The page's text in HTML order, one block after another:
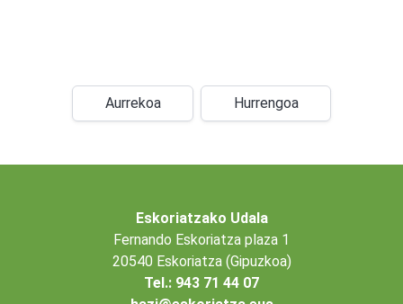
Aurrekoa Hurrengoa
Eskoriatzako Udala
Fernando Eskoriatza plaza 1
20540 Eskoriatza (Gipuzkoa)
Tel.: 943 71 44 07